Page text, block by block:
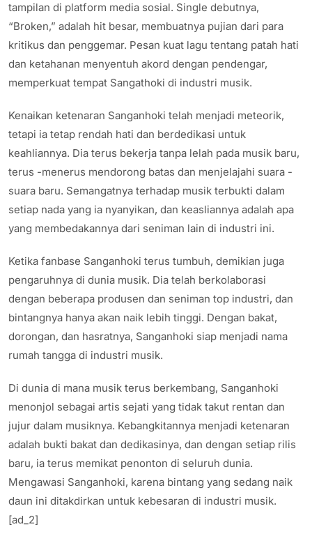
tampilan di platform media sosial. Single debutnya,
“Broken,” adalah hit besar, membuatnya pujian dari para
kritikus dan penggemar. Pesan kuat lagu tentang patah hati
dan ketahanan menyentuh akord dengan pendengar,
memperkuat tempat Sangathoki di industri musik.
Kenaikan ketenaran Sanganhoki telah menjadi meteorik,
tetapi ia tetap rendah hati dan berdedikasi untuk
keahliannya. Dia terus bekerja tanpa lelah pada musik baru,
terus -menerus mendorong batas dan menjelajahi suara -
suara baru. Semangatnya terhadap musik terbukti dalam
setiap nada yang ia nyanyikan, dan keasliannya adalah apa
yang membedakannya dari seniman lain di industri ini.
Ketika fanbase Sanganhoki terus tumbuh, demikian juga
pengaruhnya di dunia musik. Dia telah berkolaborasi
dengan beberapa produsen dan seniman top industri, dan
bintangnya hanya akan naik lebih tinggi. Dengan bakat,
dorongan, dan hasratnya, Sanganhoki siap menjadi nama
rumah tangga di industri musik.
Di dunia di mana musik terus berkembang, Sanganhoki
menonjol sebagai artis sejati yang tidak takut rentan dan
jujur ​​dalam musiknya. Kebangkitannya menjadi ketenaran
adalah bukti bakat dan dedikasinya, dan dengan setiap rilis
baru, ia terus memikat penonton di seluruh dunia.
Mengawasi Sanganhoki, karena bintang yang sedang naik
daun ini ditakdirkan untuk kebesaran di industri musik.
[ad_2]